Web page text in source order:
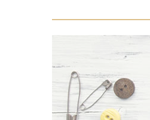
Itt megtalálhatod a
forgalmazott összes